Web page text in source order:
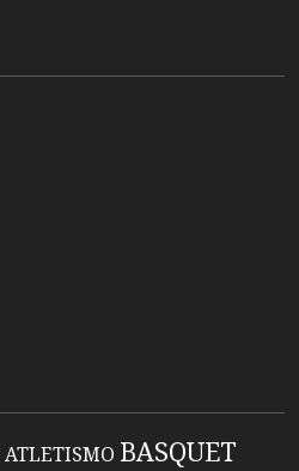
ATLETISMO BASQUET